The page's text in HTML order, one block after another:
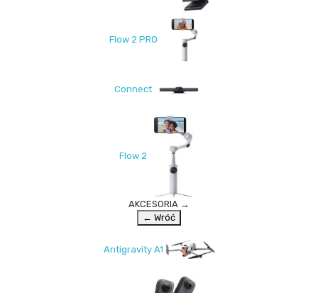
Flow 2 PRO
Connect
Flow 2
AKCESORIA →
← Wróć
Antigravity A1